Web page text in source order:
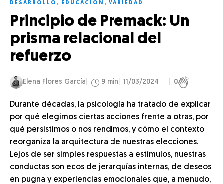
DESARROLLO , EDUCACIÓN , VARIEDAD
Principio de Premack: Un
prisma relacional del
refuerzo
Elena Flores García 9 min 11/03/2024 0
Durante décadas, la psicología ha tratado de explicar
por qué elegimos ciertas acciones frente a otras, por
qué persistimos o nos rendimos, y cómo el contexto
reorganiza la arquitectura de nuestras elecciones.
Lejos de ser simples respuestas a estímulos, nuestras
conductas son ecos de jerarquías internas, de deseos
en pugna y experiencias emocionales que, a menudo,